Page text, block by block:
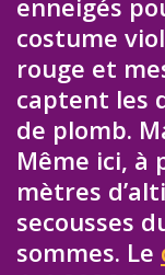
enneigés
costume
rouge et
captent les
de plomb.
Même ici, à
mètres
secousses
sommes. Le